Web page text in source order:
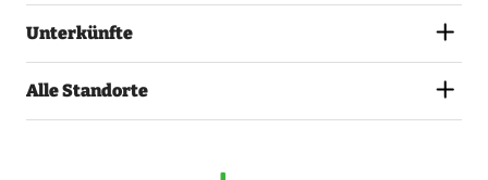
Unterkünfte
Alle Standorte